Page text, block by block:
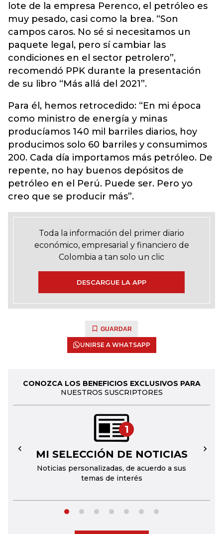
lote de la empresa Perenco, el petróleo es
muy pesado, casi como la brea. “Son
campos caros. No sé si necesitamos un
paquete legal, pero sí cambiar las
condiciones en el sector petrolero”,
recomendó PPK durante la presentación
de su libro “Más allá del 2021”.
Para él, hemos retrocedido: “En mi época
como ministro de energía y minas
producíamos 140 mil barriles diarios, hoy
producimos solo 60 barriles y consumimos
200. Cada día importamos más petróleo. De
repente, no hay buenos depósitos de
petróleo en el Perú. Puede ser. Pero yo
creo que se producir más”.
Toda la información del primer diario
económico, empresarial y financiero de
Colombia a tan solo un clic
DESCARGUE LA APP
GUARDAR
UNIRSE A WHATSAPP
CONOZCA LOS BENEFICIOS EXCLUSIVOS PARA
NUESTROS SUSCRIPTORES
1
MI SELECCIÓN DE NOTICIAS
Noticias personalizadas, de acuerdo a sus
temas de interés
← →